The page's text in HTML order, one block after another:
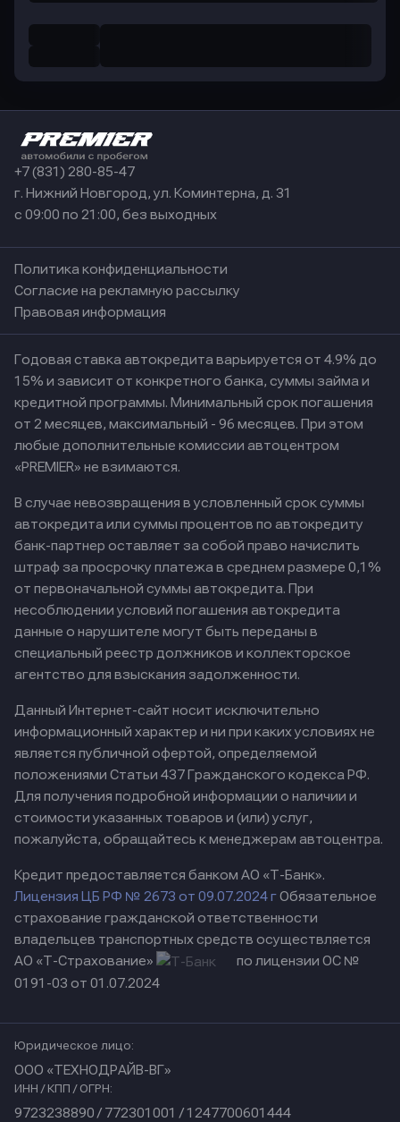
+7 (831) 280-85-47
г. Нижний Новгород, ул. Коминтерна, д. 31
с 09:00 по 21:00, без выходных
Политика конфиденциальности
Согласие на рекламную рассылку
Правовая информация
Годовая ставка автокредита варьируется от 4.9% до
15% и зависит от конкретного банка, суммы займа и
кредитной программы. Минимальный срок погашения
от 2 месяцев, максимальный - 96 месяцев. При этом
любые дополнительные комиссии автоцентром
«PREMIER» не взимаются.
В случае невозвращения в условленный срок суммы
автокредита или суммы процентов по автокредиту
банк-партнер оставляет за собой право начислить
штраф за просрочку платежа в среднем размере 0,1%
от первоначальной суммы автокредита. При
несоблюдении условий погашения автокредита
данные о нарушителе могут быть переданы в
специальный реестр должников и коллекторское
агентство для взыскания задолженности.
Данный Интернет-сайт носит исключительно
информационный характер и ни при каких условиях не
является публичной офертой, определяемой
положениями Статьи 437 Гражданского кодекса РФ.
Для получения подробной информации о наличии и
стоимости указанных товаров и (или) услуг,
пожалуйста, обращайтесь к менеджерам автоцентра.
Кредит предоставляется банком АО «Т-Банк».
Лицензия ЦБ РФ № 2673 от 09.07.2024 гОбязательное
страхование гражданской ответственности
владельцев транспортных средств осуществляется
АО «Т-Страхование»
по лицензии ОС №
0191-03 от 01.07.2024
Юридическое лицо:
ООО «ТЕХНОДРАЙВ-ВГ»
ИНН / КПП / ОГРН:
9723238890 / 772301001 / 1247700601444